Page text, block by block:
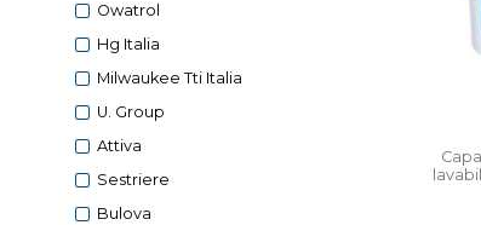
Owatrol
Hg Italia
Milwaukee Tti Italia
U. Group
Attiva
Sestriere
Bulova